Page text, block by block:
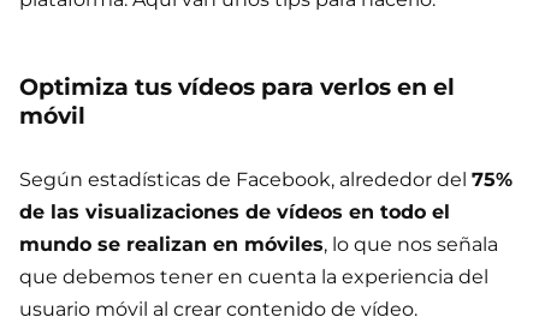
Optimiza tus vídeos para verlos en el
móvil
Según estadísticas de Facebook, alrededor del 75%
de las visualizaciones de vídeos en todo el
mundo se realizan en móviles, lo que nos señala
que debemos tener en cuenta la experiencia del
usuario móvil al crear contenido de vídeo.